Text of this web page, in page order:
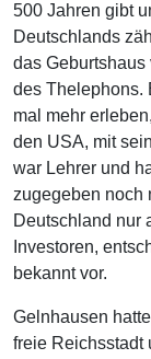
500 Jahren gibt
Deutschlands
das
des Thelephons.
mal mehr
den USA, mit
war Lehrer und
zugegeben noch
Deutschland nur
Investoren,
bekannt vor.
Gelnhausen
freie Reichsstadt